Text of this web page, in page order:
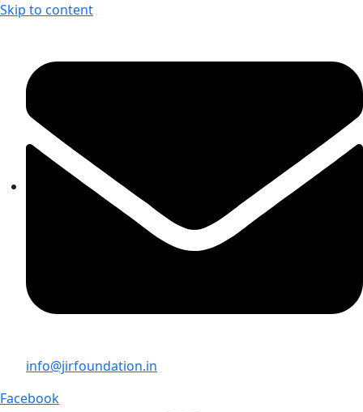
Skip to content
info@jirfoundation.in
Facebook